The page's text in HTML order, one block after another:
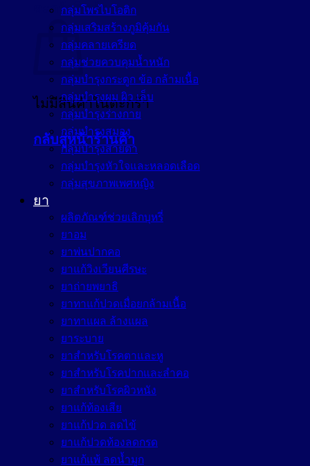
ตะกร้าสินค้า
ไม่มีสินค้าในตะกร้า
กลับสู่หน้าร้านค้า
กลุ่มโพรไบโอติก
กลุ่มเสริมสร้างภูมิคุ้มกัน
กลุ่มคลายเครียด
กลุ่มช่วยควบคุมน้ำหนัก
กลุ่มบำรุงกระดูก ข้อ กล้ามเนื้อ
กลุ่มบำรุงผม ผิว เล็บ
กลุ่มบำรุงร่างกาย
กลุ่มบำรุงสมอง
กลุ่มบำรุงสายตา
กลุ่มบำรุงหัวใจและหลอดเลือด
กลุ่มสุขภาพเพศหญิง
ยา
ผลิตภัณฑ์ช่วยเลิกบุหรี่
ยาอม
ยาพ่นปากคอ
ยาแก้วิงเวียนศีรษะ
ยาถ่ายพยาธิ
ยาทาแก้ปวดเมื่อยกล้ามเนื้อ
ยาทาแผล ล้างแผล
ยาระบาย
ยาสำหรับโรคตาและหู
ยาสำหรับโรคปากและลำคอ
ยาสำหรับโรคผิวหนัง
ยาแก้ท้องเสีย
ยาแก้ปวด ลดไข้
ยาแก้ปวดท้องลดกรด
ยาแก้แพ้ ลดน้ำมูก